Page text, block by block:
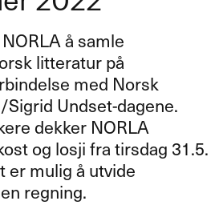
NORLAå samle
litteratur på
med Norsk
Undset-dagene.
dekker NORLA
og losji fra tirsdag 31.5.
er mulig å utvide
regning.